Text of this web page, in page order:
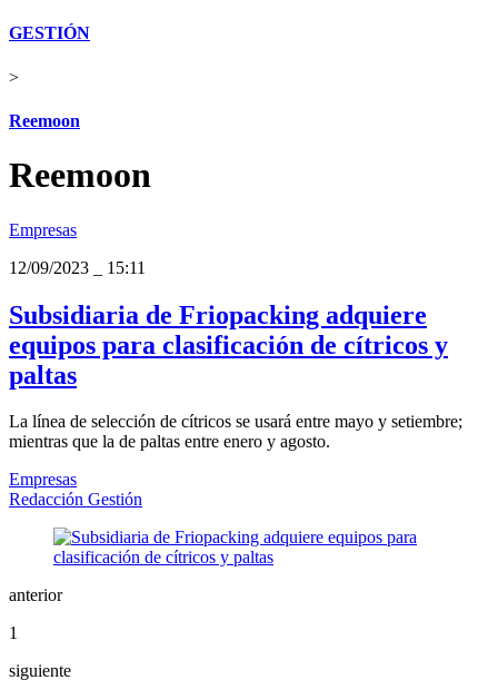
GESTIÓN
>
Reemoon
Reemoon
Empresas
12/09/2023
15:11
Subsidiaria de Friopacking adquiere
equipos para clasificación de cítricos y
paltas
La línea de selección de cítricos se usará entre mayo y setiembre;
mientras que la de paltas entre enero y agosto.
Empresas
Redacción Gestión
anterior
1
siguiente